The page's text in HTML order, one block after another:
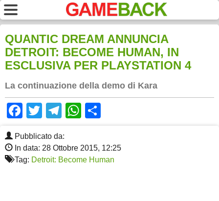
QUANTIC DREAM ANNUNCIA
DETROIT: BECOME HUMAN, IN
ESCLUSIVA PER PLAYSTATION 4
La continuazione della demo di Kara
Facebook
TwitterTelegram
WhatsApp
Pubblicato da:
In data: 28 Ottobre 2015, 12:25
Tag: Detroit: Become Human